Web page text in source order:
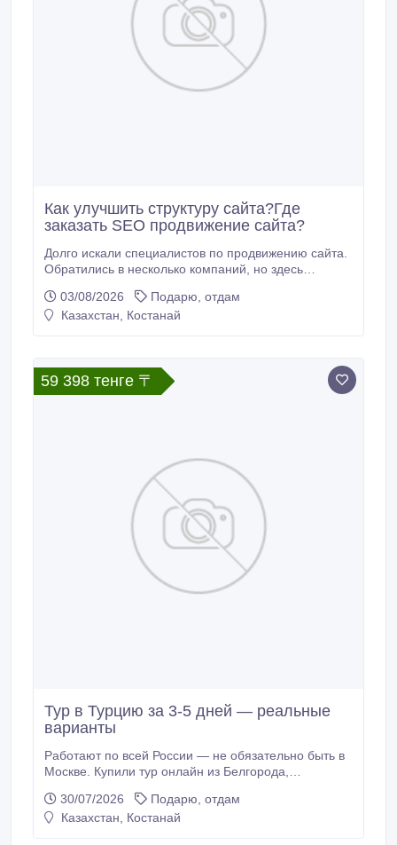
Как улучшить структуру сайта?Где
заказать SEO продвижение сайта?
Долго искали специалистов по продвижению сайта.
Обратились в несколько компаний, но здесь
результаты. Работа выполнена качественно,
позиции сайта начали расти. SEO агентство.
03/08/2026
Подарю, отдам
Казахстан, Костанай
59 398 тенге 〒
Тур в Турцию за 3-5 дней — реальные
варианты
Работают по всей России — не обязательно быть в
Москве. Купили тур онлайн из Белгорода,
правильно, вопросов в аэропорту не было.
экскурсии в Турции 2026.
30/07/2026
Подарю, отдам
Казахстан, Костанай